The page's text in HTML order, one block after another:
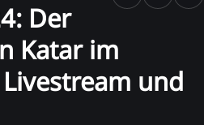
Der
Katar im
und